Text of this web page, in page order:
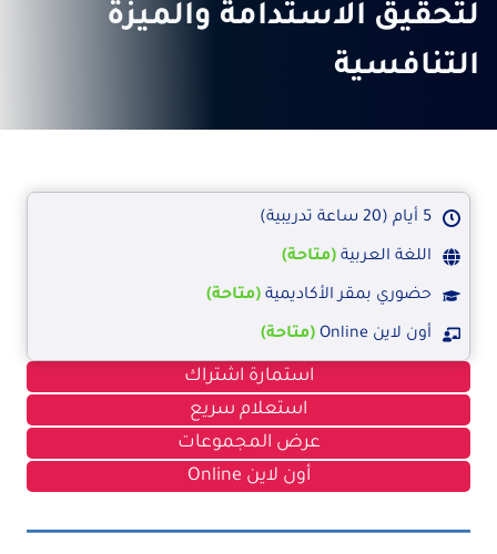
لتحقيق الاستدامة والميزة
التنافسية
5 أيام (20 ساعة تدريبية)
اللغة العربية (متاحة)
حضوري بمقر الأكاديمية (متاحة)
أون لاين Online (متاحة)
استمارة اشتراك
استعلام سريع
عرض المجموعات
أون لاين Online